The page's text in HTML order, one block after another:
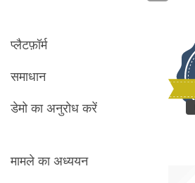
प्लैटफ़ॉर्म
समाधान
डेमो का अनुरोध करें
मामले का अध्ययन